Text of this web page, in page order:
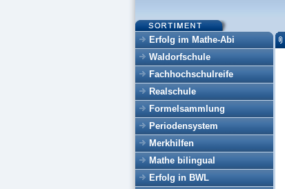
Erfolg im Mathe-Abi
Waldorfschule
Fachhochschulreife
Realschule
Formelsammlung
Periodensystem
Merkhilfen
Mathe bilingual
Erfolg in BWL